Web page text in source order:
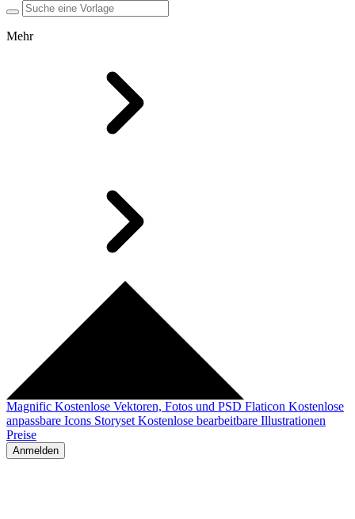
Mehr
Magnific Kostenlose Vektoren, Fotos und PSD Flaticon Kostenlose
anpassbare Icons Storyset Kostenlose bearbeitbare Illustrationen
Preise
Anmelden